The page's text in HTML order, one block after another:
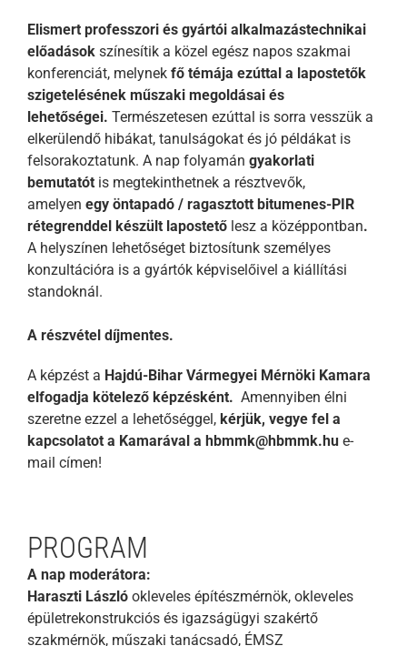
Elismert professzoriés gyártói alkalmazástechnikai
előadások színesítik a közel egész napos szakmai
konferenciát, melynek fő témája ezúttal a lapostetők
szigetelésének műszaki megoldásai és
lehetőségei. Természetesen ezúttal is sorra vesszük a
elkerülendő hibákat, tanulságokat és jó példákat is
felsorakoztatunk. A nap folyamán gyakorlati
bemutatót is megtekinthetnek a résztvevők,
amelyen egy öntapadó / ragasztott bitumenes-PIR
rétegrenddel készült lapostetőlesz a középpontban.
A helyszínen lehetőséget biztosítunk személyes
konzultációra is a gyártók képviselőivel a kiállítási
standoknál.
A részvétel díjmentes.
A képzést a Hajdú-Bihar Vármegyei Mérnöki Kamara
elfogadja kötelező képzésként. Amennyiben élni
szeretne ezzel a lehetőséggel,kérjük, vegye fel a
kapcsolatot a Kamarával a hbmmk@hbmmk.hu e-
mail címen!
PROGRAM
A nap moderátora:
Haraszti László okleveles építészmérnök, okleveles
épületrekonstrukciós és igazságügyi szakértő
szakmérnök, műszaki tanácsadó, ÉMSZ